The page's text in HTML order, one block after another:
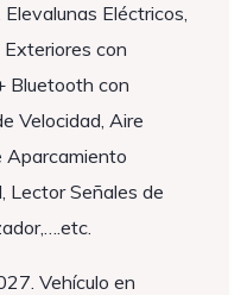
Eléctricos,
con
Bluetooth con
Velocidad, Aire
Aparcamiento
Lector Señales de
Vehículo en